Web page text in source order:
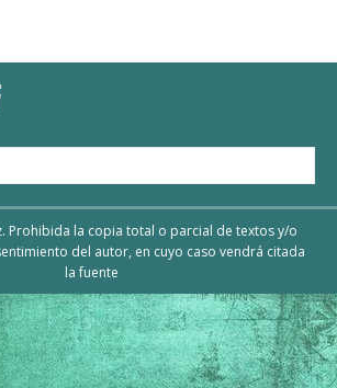
Prohibida la copia total o parcial de textos y/o
del autor, en cuyo caso vendrá citada
la fuente